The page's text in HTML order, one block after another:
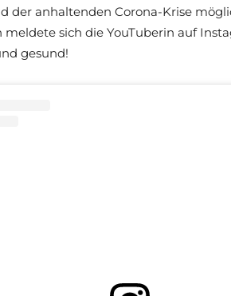
der anhaltenden Corona-Krise
meldete sich die YouTuberin auf
gesund!